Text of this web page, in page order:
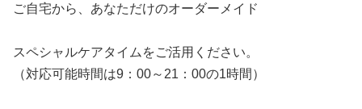
ご自宅から、あなただけのオーダーメイド
スペシャルケアタイムをご活用ください。
（対応可能時間は9：00～21：00の1時間）